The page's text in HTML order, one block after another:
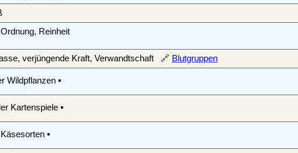
Reinheit
verjüngende Kraft, Verwandtschaft 🔗 Blutgruppen
Wildpflanzen ▪
Kartenspiele ▪
▪